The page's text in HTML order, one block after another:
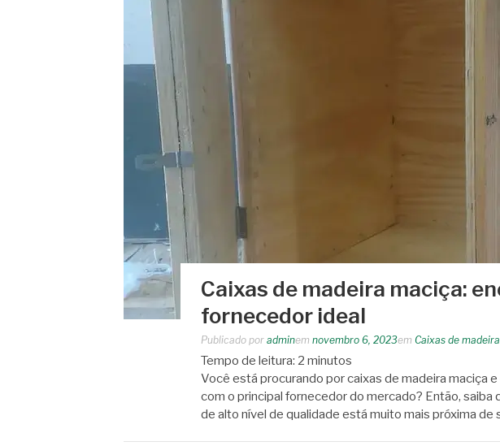
Caixas de madeira maciça:
fornecedor ideal
Publicado por adminem novembro 6, 2023em Caixas de madeira
Tempo de leitura: 2 minutos
Você está procurando por caixas de madeira maciça
com o principal fornecedor do mercado? Então, saiba
de alto nível de qualidade está muito mais próxima de